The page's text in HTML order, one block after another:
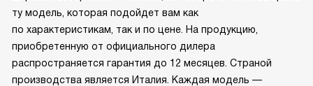
ту модель, которая подойдет вам как
по характеристикам, так и по цене. На продукцию,
приобретенную от официального дилера
распространяется гарантия до 12 месяцев. Страной
производства является Италия. Каждая модель —